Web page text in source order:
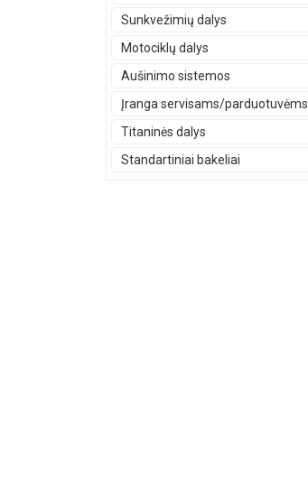
Sunkvežimių dalys
Motociklų dalys
Aušinimo sistemos
Įranga servisams/parduotuvėms
Titaninės dalys
Standartiniai bakeliai